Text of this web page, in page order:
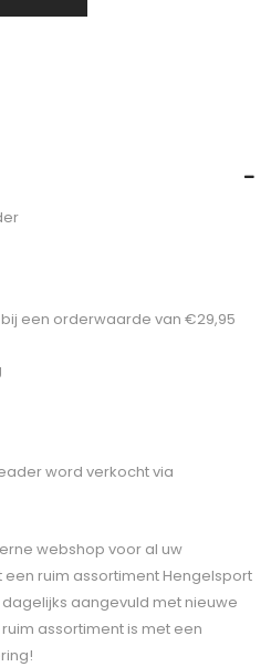
een orderwaarde van €29,95
word verkocht via
webshop voor al uw
ruim assortiment Hengelsport
aangevuld met nieuwe
assortiment is met een